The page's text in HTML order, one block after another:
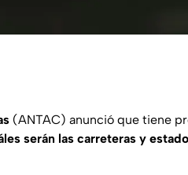
(ANTAC) anunció que tiene
serán las carreteras y